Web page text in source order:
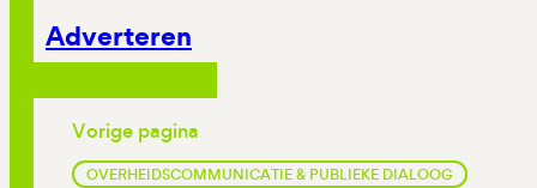
Adverteren
Vorige pagina
OVERHEIDSCOMMUNICATIE & PUBLIEKE DIALOOG